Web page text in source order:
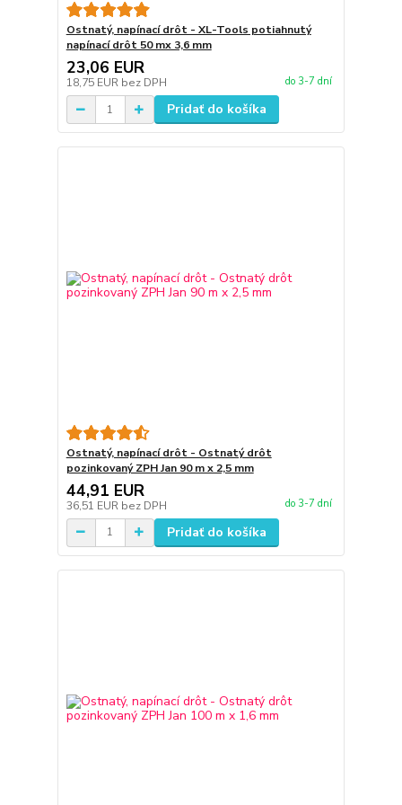
Ostnatý, napínací drôt - XL-Tools potiahnutý
napínací drôt 50 mx 3,6 mm
23,06 EUR
18,75 EUR bez DPH do 3-7 dní
Pridať do košíka
Ostnatý, napínací drôt - Ostnatý drôt
pozinkovaný ZPH Jan 90 m x 2,5 mm
44,91 EUR
36,51 EUR bez DPH do 3-7 dní
Pridať do košíka